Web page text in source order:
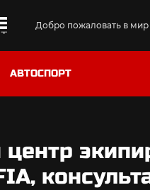
Добро пожаловать в мир
АВТОСПОРТ